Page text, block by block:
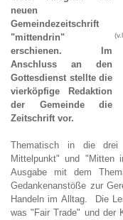
neuen
Gemeindezeitschrift
"mittendrin"
erschienen. Im
Anschluss an den
Gottesdienst stellte die
vierköpfige Redaktion
der Gemeinde die
Zeitschrift vor.
Thematisch in die
Mittelpunkt" und "Mitten
Ausgabe mit dem
Gedankenanstöße zur
Handeln im Alltag. Die
was "Fair Trade" und der